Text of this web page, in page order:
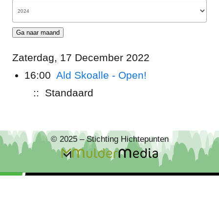
Ga naar maand
Zaterdag, 17 December 2022
16:00 Ald Skoalle - Open!
:: Standaard
© 2025 – Stichting Hichtepunten